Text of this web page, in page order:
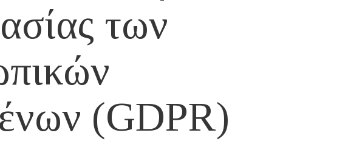
των
(GDPR)